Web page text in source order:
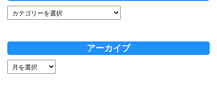
アーカイブ